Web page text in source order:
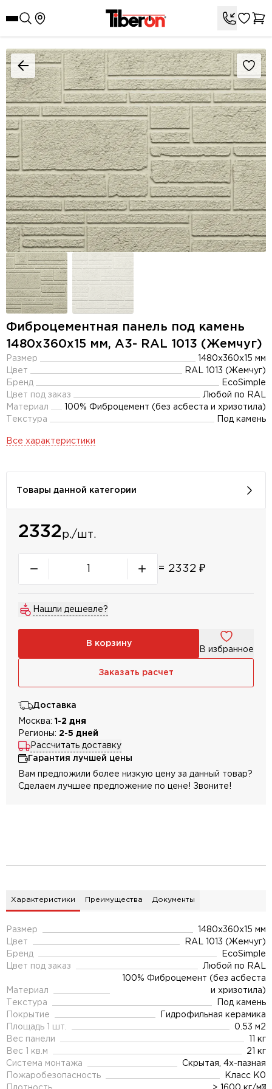
Фиброцементная панель под камень
1480х360х15 мм, A3- RAL 1013 (Жемчуг)
Размер
1480х360х15 мм
Цвет
RAL 1013 (Жемчуг)
Бренд
EcoSimple
Цвет под заказ
Любой по RAL
Материал
100% Фиброцемент (без асбеста и хризотила)
Текстура
Под камень
Все характеристики
Товары данной категории
2332р./шт.
= 2332 ₽
Нашли дешевле?
В корзину
В избранное
Заказать расчет
Доставка
Москва: 1-2 дня
Регионы: 2-5 дней
Рассчитать доставку
Гарантия лучшей цены
Вам предложили более низкую цену за данный товар?
Сделаем лучшее предложение по цене! Звоните!
Характеристики Преимущества Документы
Размер
1480х360х15 мм
Цвет
RAL 1013 (Жемчуг)
Бренд
EcoSimple
Цвет под заказ
Любой по RAL
Материал
100% Фиброцемент (без асбеста
и хризотила)
Текстура
Под камень
Покрытие
Гидрофильная керамика
Площадь 1 шт.
0.53 м2
Вес панели
11 кг
Вес 1 кв.м
21 кг
Система монтажа
Скрытая, 4х-пазная
Пожаробезопасность
Класс К0